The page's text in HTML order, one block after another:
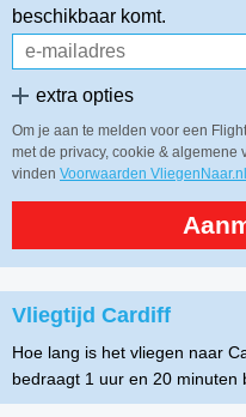
beschikbaar komt.
extra opties
Om je aan te melden voor een
met de privacy, cookie &
vinden Voorwaarden VliegenNaar.nl
Vliegtijd Cardiff
Hoe lang is het vliegen naar
bedraagt 1 uur en 20 minuten